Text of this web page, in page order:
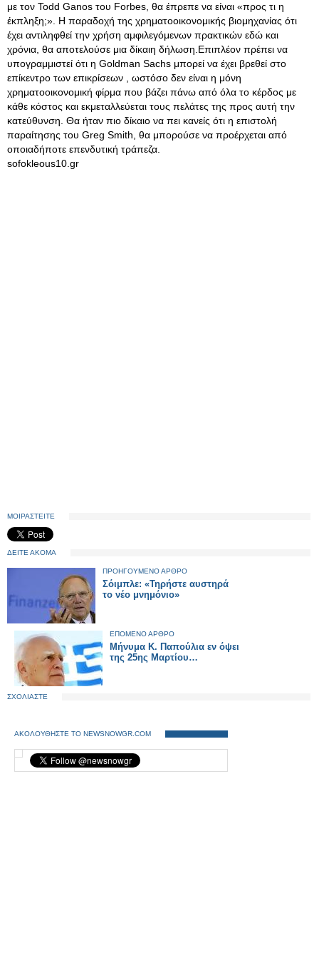
με τον Todd Ganos του Forbes, θα έπρεπε να είναι «προς τι η
έκπληξη;». Η παραδοχή της χρηματοοικονομικής βιομηχανίας ότι
έχει αντιληφθεί την χρήση αμφιλεγόμενων πρακτικών εδώ και
χρόνια, θα αποτελούσε μια δίκαιη δήλωση.Επιπλέον πρέπει να
υπογραμμιστεί ότι η Goldman Sachs μπορεί να έχει βρεθεί στο
επίκεντρο των επικρίσεων , ωστόσο δεν είναι η μόνη
χρηματοοικονομική φίρμα που βάζει πάνω από όλα το κέρδος με
κάθε κόστος και εκμεταλλεύεται τους πελάτες της προς αυτή την
κατεύθυνση. Θα ήταν πιο δίκαιο να πει κανείς ότι η επιστολή
παραίτησης του Greg Smith, θα μπορούσε να προέρχεται από
οποιαδήποτε επενδυτική τράπεζα.
sofokleous10.gr
ΜΟΙΡΑΣΤΕΙΤΕ
ΔΕΙΤΕ ΑΚΟΜΑ
ΠΡΟΗΓΟΥΜΕΝΟ ΑΡΘΡΟ
Σόιμπλε: «Τηρήστε αυστηρά
το νέο μνημόνιο»
ΕΠΟΜΕΝΟ ΑΡΘΡΟ
Μήνυμα Κ. Παπούλια εν όψει
της 25ης Μαρτίου…
ΣΧΟΛΙΑΣΤΕ
ΑΚΟΛΟΥΘΗΣΤΕ ΤΟ NEWSNOWGR.COM